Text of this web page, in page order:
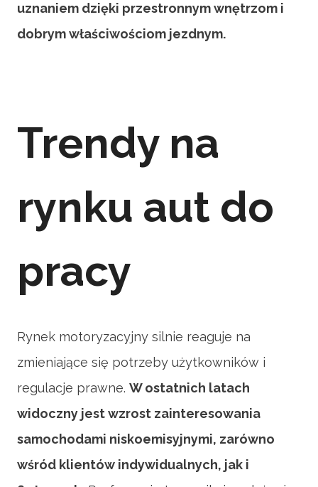
uznaniem dzięki przestronnym wnętrzom i
dobrym właściwościom jezdnym.
Trendy na
rynku aut do
pracy
Rynek motoryzacyjny silnie reaguje na
zmieniające się potrzeby użytkowników i
regulacje prawne. W ostatnich latach
widoczny jest wzrost zainteresowania
samochodami niskoemisyjnymi, zarówno
wśród klientów indywidualnych, jak i